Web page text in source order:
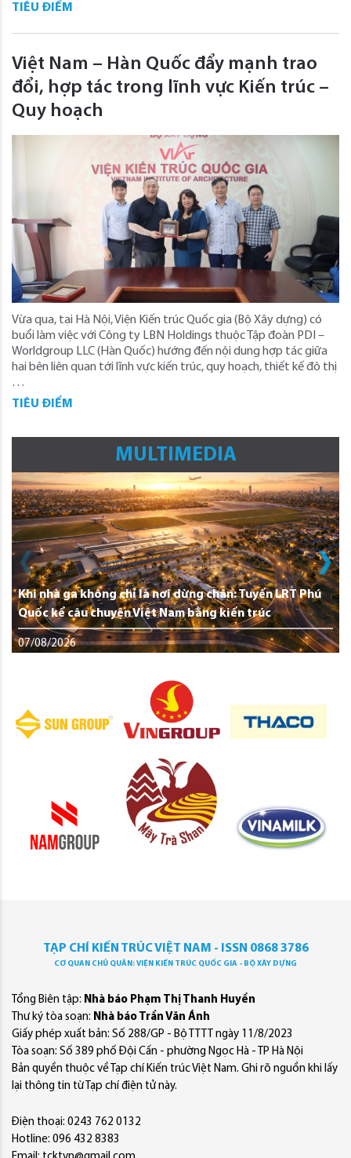
TIÊU ĐIỂM
Việt Nam – Hàn Quốc đẩy mạnh trao
đổi, hợp tác trong lĩnh vực Kiến trúc –
Quy hoạch
Vừa qua, tại Hà Nội, Viện Kiến trúc Quốc gia (Bộ Xây dựng) có
buổi làm việc với Công ty LBN Holdings thuộc Tập đoàn PDI –
Worldgroup LLC (Hàn Quốc) hướng đến nội dung hợp tác giữa
hai bên liên quan tới lĩnh vực kiến trúc, quy hoạch, thiết kế đô thị
…
TIÊU ĐIỂM
MULTIMEDIA
Khi nhà ga không chỉ là nơi dừng chân: Tuyến LRT Phú
Quốc kể câu chuyện Việt Nam bằng kiến trúc
07/08/2026
TẠP CHÍ KIẾN TRÚC VIỆT NAM - ISSN 0868 3786
CƠ QUAN CHỦ QUẢN: VIỆN KIẾN TRÚC QUỐC GIA - BỘ XÂY DỰNG
Tổng Biên tập: Nhà báo Phạm Thị Thanh Huyền
Thư ký tòa soạn: Nhà báo Trần Văn Ánh
Giấy phép xuất bản: Số 288/GP - Bộ TTTT ngày 11/8/2023
Tòa soạn: Số 389 phố Đội Cấn - phường Ngọc Hà - TP Hà Nội
Bản quyền thuộc về Tạp chí Kiến trúc Việt Nam. Ghi rõ nguồn khi lấy
lại thông tin từ Tạp chí điện tử này.
Điện thoại: 0243 762 0132
Hotline: 096 432 8383